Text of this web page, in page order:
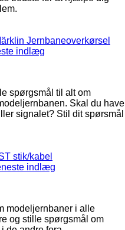
Jernbaneoverkørsel
indlæg
spørgsmål til alt om
Skal du have
signalet? Stil dit spørsmål
stik/kabel
indlæg
modeljernbaner i alle
og stille spørgsmål om